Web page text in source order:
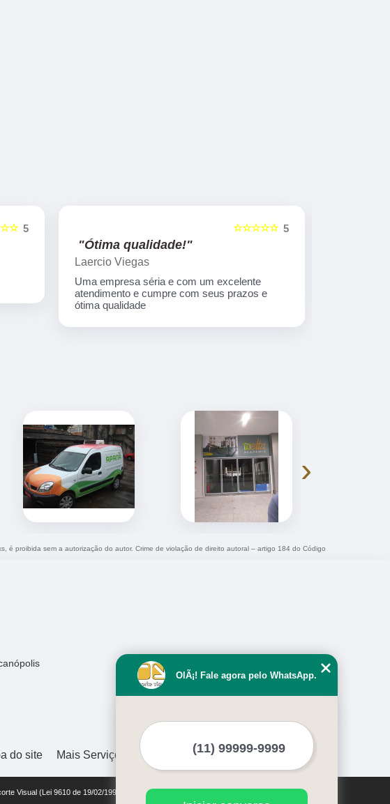
5 5
☆☆☆☆☆
"Ótima qualidade!"
Laercio Viegas
Uma empresa séria e com um excelente
atendimento e cumpre com seus prazos e
ótima qualidade
›
é proibida sem a autorização do autor. Crime de violação de direito autoral – artigo 184 do Código
do site Mais Serviços
Visual (Lei 9610 de 19/02/1998)
OlÃ¡! Fale agora pelo WhatsApp.